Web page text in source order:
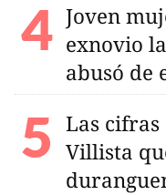
Joven
exnovio
abusó de
Las
Villista